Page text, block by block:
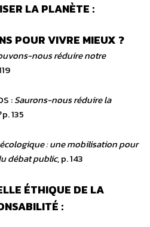
LA PLANÈTE :
POUR VIVRE MIEUX ?
nous réduire notre
:Saurons-nous réduire la
p. 135
: une mobilisation pour
débat public, p. 143
ÉTHIQUE DE LA
: